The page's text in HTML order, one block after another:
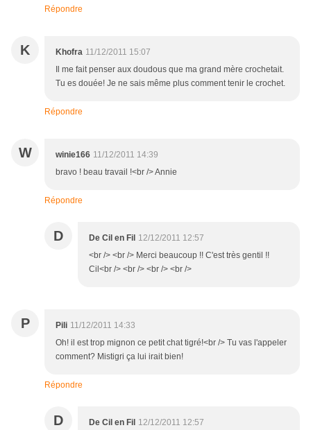
Répondre
K Khofra 11/12/2011 15:07
Il me fait penser aux doudous que ma grand mère crochetait.
Tu es douée! Je ne sais même plus comment tenir le crochet.
Répondre
W winie166 11/12/2011 14:39
bravo ! beau travail !<br /> Annie
Répondre
D De Cil en Fil 12/12/2011 12:57
<br /> <br /> Merci beaucoup !! C'est très gentil !!
Cil<br /> <br /> <br /> <br />
P Pili 11/12/2011 14:33
Oh! il est trop mignon ce petit chat tigré!<br /> Tu vas l'appeler
comment? Mistigri ça lui irait bien!
Répondre
D De Cil en Fil 12/12/2011 12:57